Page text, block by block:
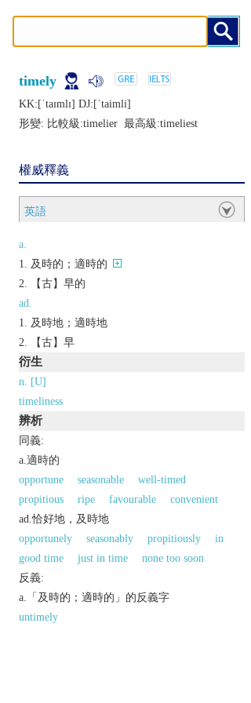
timely
KK:[ˈtaɪmlɪ] DJ:[ˈtaimli]
形變: 比較級:timelier 最高級:timeliest
權威釋義
英語
a.
及時的；適時的
【古】早的
ad.
及時地；適時地
【古】早
衍生
n. [U]
timeliness
辨析
同義:
a.適時的
opportune
seasonable
well-timed
propitious
ripe favourable
convenient
ad.恰好地，及時地
opportunely
seasonably propitiously
in
good time
just in time
none too soon
反義:
a.「及時的；適時的」的反義字
untimely